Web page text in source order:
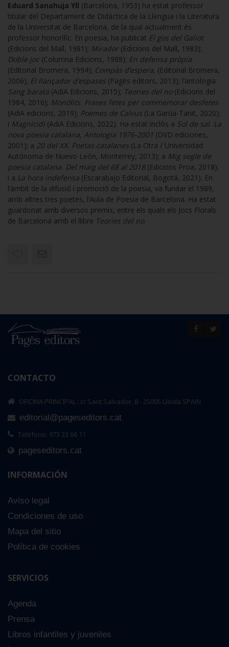
Eduard Sanahuja Yll (Barcelona, 1953) ha estat professor
titular del Departament de Didàctica de la Llengua i la Literatura
de la Universitat de Barcelona, de la qual actualment és
professor honorífic. En poesia, ha publicat El gos del Galiot
(Edicions del Mall, 1981); Mirador (Edicions del Mall, 1983);
Doble joc (Columna Edicions, 1988); En defensa pròpia
(Editorial Bromera, 1994); Compàs d’espera, (Editorial Bromera,
2006); El llançador d’espases (Pagès editors, 2013); l’antologia
Sang barata (AdiA Edicions, 2015); Teories del no(Edicions del
1984, 2016); Monòlits. Frases fetes per commemorar desfetes
(AdiA edicions, 2019); Poemes de Calvus (La Garúa-Tanit, 2020);
i Magnicidi(AdiA Edicions, 2022). Ha estat inclòs a Sol de sal. La
nova poesia catalana, Antologia 1976-2001 (DVD ediciones,
2001); a 20 del XX. Poetas catalanes (La Otra / Universidad
Autónoma de Nuevo León, Monterrey, 2013); a Mig segle de
poesia catalana. Del maig del 68 al 2018(Edicions Proa, 2018);
i a La hora indefensa (Escarabajo Editorial, Bogotá, 2021). En
l’àmbit de la difusió i promoció de la poesia, va fundar el 1989,
amb altres tres poetes, l’Aula de Poesia de Barcelona. Ha estat
guardonat amb diversos premis, entre els quals els Jocs Florals
de Barcelona amb el llibre Teories del no.
CONTACTO
OFICINA PRINCIPAL : c/ Sant Salvador, 8 - 25005 Lleida SPAIN
editorial@pageseditors.cat
Teléfono: 973 23 66 11
pageseditors.cat
INFORMACIÓN
Aviso legal
Condiciones de uso
Mapa del sitio
Política de cookies
SERVICIOS
Agenda
Prensa
Libros infantiles y juveniles